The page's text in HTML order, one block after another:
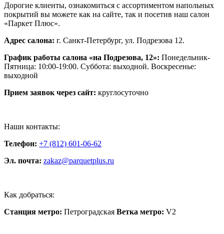
Дорогие клиенты, ознакомиться с ассортиментом напольных
покрытий вы можете как на сайте, так и посетив наш салон
«Паркет Плюс».
Адрес салона: г. Санкт-Петербург, ул. Подрезова 12.
График работы салона «на Подрезова, 12»: Понедельник-
Пятница: 10:00-19:00. Суббота: выходной. Воскресенье:
выходной
Прием заявок через сайт: круглосуточно
Наши контакты:
Телефон: +7 (812) 601-06-62
Эл. почта: zakaz@parquetplus.ru
Как добраться:
Станция метро: Петроградская Ветка метро: V2